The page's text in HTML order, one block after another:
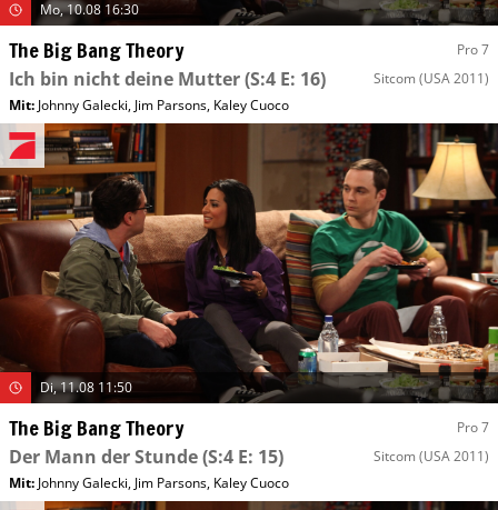
Mo, 10.08 16:30
The Big Bang Theory Pro 7
Ich bin nicht deine Mutter(S:4 E: 16) Sitcom (USA 2011)
Mit: Johnny Galecki, Jim Parsons, Kaley Cuoco
Di, 11.08 11:50
The Big Bang Theory Pro 7
Der Mann der Stunde(S:4 E: 15) Sitcom (USA 2011)
Mit: Johnny Galecki, Jim Parsons, Kaley Cuoco